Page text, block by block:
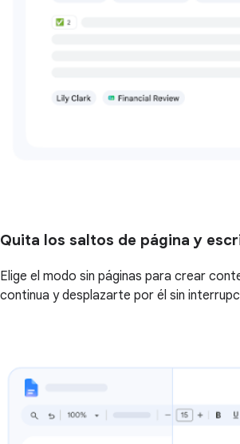
Quita los saltos de página y
Elige el modo sin páginas para crear
continua y desplazarte por él sin